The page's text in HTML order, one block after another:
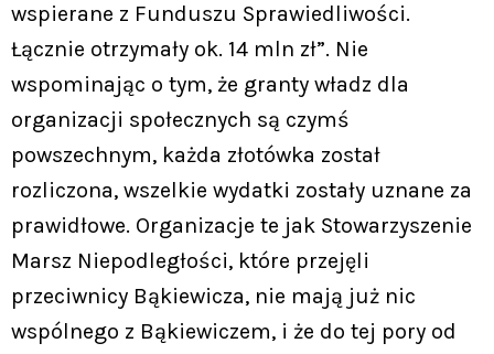
wspierane z Funduszu Sprawiedliwości.
Łącznie otrzymały ok. 14 mln zł”. Nie
wspominając o tym, że granty władz dla
organizacji społecznych są czymś
powszechnym, każda złotówka został
rozliczona, wszelkie wydatki zostały uznane za
prawidłowe. Organizacje te jak Stowarzyszenie
Marsz Niepodległości, które przejęli
przeciwnicy Bąkiewicza, nie mają już nic
wspólnego z Bąkiewiczem, i że do tej pory od